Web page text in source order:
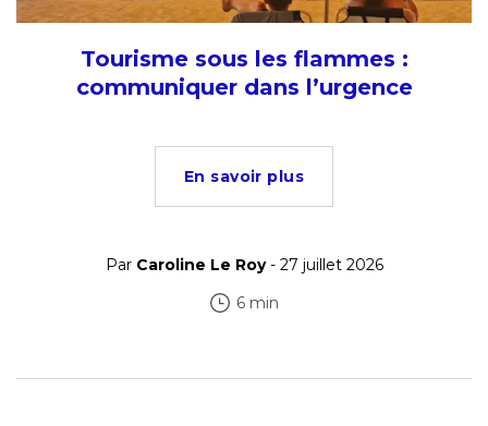
Tourisme sous les flammes :
communiquer dans l’urgence
En savoir plus
Par Caroline Le Roy- 27 juillet 2026
6 min